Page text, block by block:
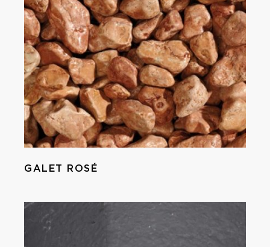
GALET ROSÉ